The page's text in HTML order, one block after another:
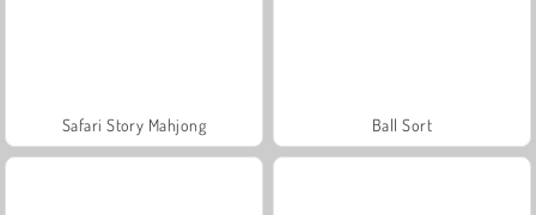
Safari Story Mahjong Ball Sort